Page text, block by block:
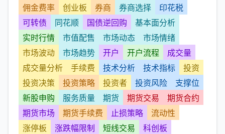
佣金费率
创业板 券商 券商选择
印花税
可转债
同花顺 国债逆回购
基本面分析
实时行情
市值配售 市场动态
市场情绪
市场波动
市场趋势 开户 开户流程
成交量
成交量分析
手续费 技术分析 技术指标
投资
投资决策
投资策略 投资者 投资风险
支撑位
新股申购
服务质量 期货 期货交易
期货合约
期货市场
期货手续费 止损策略
流动性
涨停板
涨跌幅限制 短线交易
科创板